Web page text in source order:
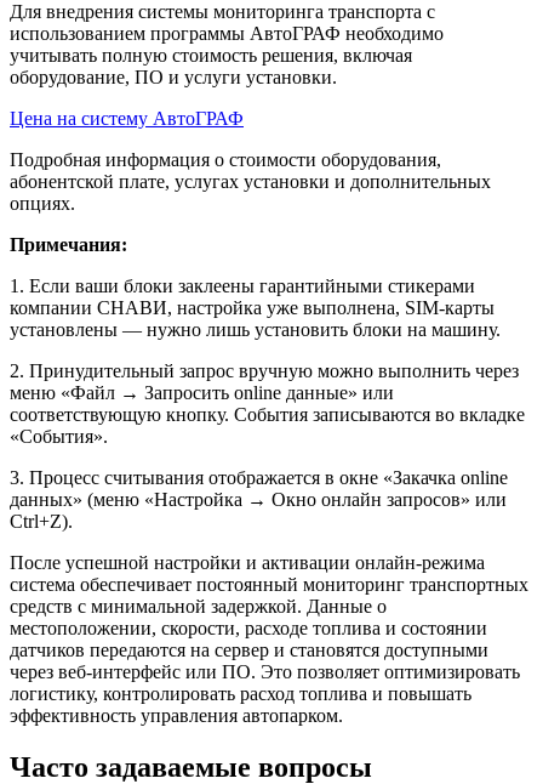
Для внедрения системы мониторинга транспорта с
использованием программы АвтоГРАФ необходимо
учитывать полную стоимость решения, включая
оборудование, ПО и услуги установки.
Цена на систему АвтоГРАФ
Подробная информация о стоимости оборудования,
абонентской плате, услугах установки и дополнительных
опциях.
Примечания:
1. Если ваши блоки заклеены гарантийными стикерами
компании СНАВИ, настройка уже выполнена, SIM-карты
установлены — нужно лишь установить блоки на машину.
2. Принудительный запрос вручную можно выполнить через
меню «Файл → Запросить online данные» или
соответствующую кнопку. События записываются во вкладке
«События».
3. Процесс считывания отображается в окне «Закачка online
данных» (меню «Настройка → Окно онлайн запросов» или
Ctrl+Z).
После успешной настройки и активации онлайн-режима
система обеспечивает постоянный мониторинг транспортных
средств с минимальной задержкой. Данные о
местоположении, скорости, расходе топлива и состоянии
датчиков передаются на сервер и становятся доступными
через веб-интерфейс или ПО. Это позволяет оптимизировать
логистику, контролировать расход топлива и повышать
эффективность управления автопарком.
Часто задаваемые вопросы